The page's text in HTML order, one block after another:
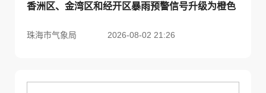
香洲区、金湾区和经开区暴雨预警信号升级为橙色
珠海市气象局 2026-08-02 21:26